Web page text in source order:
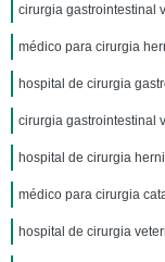
cirurgia gastrointestinal
médico para cirurgia
hospital de cirurgia
cirurgia gastrointestinal
hospital de cirurgia
médico para cirurgia
hospital de cirurgia